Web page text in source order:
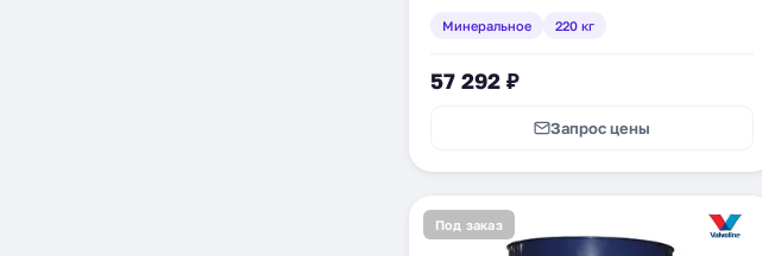
Минеральное 220 кг
57 292 ₽
Запрос цены
Под заказ